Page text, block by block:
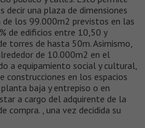
decir una plaza de dimensiones
los 99.000m2 previstos en las
de edificios entre 10,50 y
torres de hasta 50m. Asimismo,
de 10.000m2 en el
a equipamiento social y cultural,
construcciones en los espacios
baja y entrepiso o en
a cargo del adquirente de la
compra. , una vez decidida su